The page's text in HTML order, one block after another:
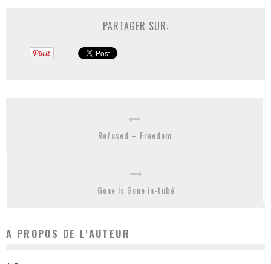
PARTAGER SUR:
Refused – Freedom
Gone Is Gone in-tubé
A PROPOS DE L'AUTEUR